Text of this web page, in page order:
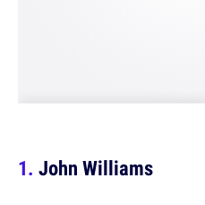
John Williams